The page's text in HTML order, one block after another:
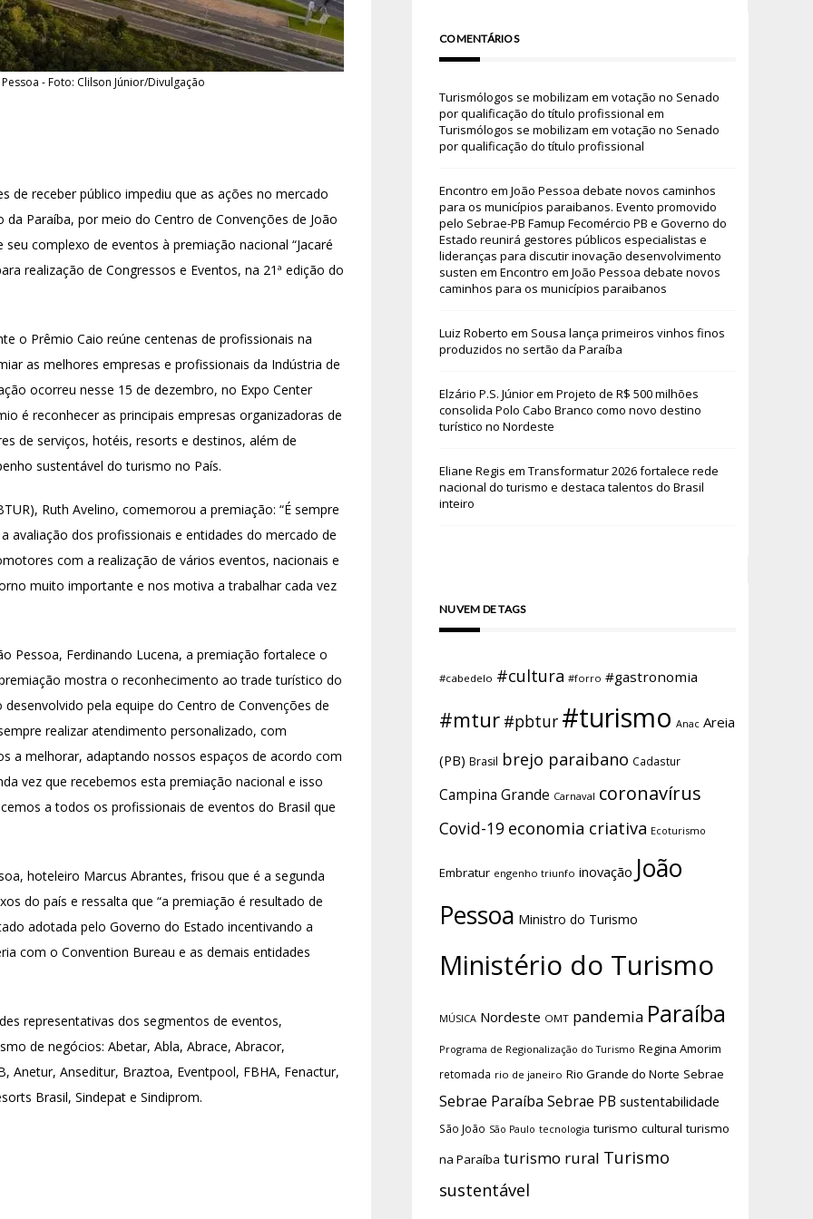
- Foto: Clilson Júnior/Divulgação
de receber público impediu que as ações no mercado
Paraíba, por meio do Centro de Convenções de João
complexo de eventos à premiação nacional “Jacaré
realização de Congressos e Eventos, na 21ª edição do
o Prêmio Caio reúne centenas de profissionais na
as melhores empresas e profissionais da Indústria de
ocorreu nesse 15 de dezembro, no Expo Center
é reconhecer as principais empresas organizadoras de
de serviços, hotéis, resorts e destinos, além de
sustentável do turismo no País.
Ruth Avelino, comemorou a premiação: “É sempre
dos profissionais e entidades do mercado de
com a realização de vários eventos, nacionais e
muito importante e nos motiva a trabalhar cada vez
Pessoa, Ferdinando Lucena, a premiação fortalece o
mostra o reconhecimento ao trade turístico do
pela equipe do Centro de Convenções de
realizar atendimento personalizado, com
a melhorar, adaptando nossos espaços de acordo com
vez que recebemos esta premiação nacional e isso
a todos os profissionais de eventos do Brasil que
hoteleiro Marcus Abrantes, frisou que é a segunda
do país e ressalta que “a premiação é resultado de
adotada pelo Governo do Estado incentivando a
com o Convention Bureau e as demais entidades
representativas dos segmentos de eventos,
de negócios: Abetar, Abla, Abrace, Abracor,
Anetur, Anseditur, Braztoa, Eventpool, FBHA, Fenactur,
Brasil, Sindepat e Sindiprom.
COMENTÁRIOS
Turismólogos se mobilizam em votação no Senado
por qualificação do título profissional em
Turismólogos se mobilizam em votação no Senado
por qualificação do título profissional
Encontro em João Pessoa debate novos caminhos
para os municípios paraibanos. Evento promovido
pelo Sebrae-PB Famup Fecomércio PB e Governo do
Estado reunirá gestores públicos especialistas e
lideranças para discutir inovação desenvolvimento
susten em Encontro em João Pessoa debate novos
caminhos para os municípios paraibanos
Luiz Roberto em Sousa lança primeiros vinhos finos
produzidos no sertão da Paraíba
Elzário P.S. Júniorem Projeto de R$ 500 milhões
consolida Polo Cabo Branco como novo destino
turístico no Nordeste
Eliane Regis em Transformatur 2026 fortalece rede
nacional do turismo e destaca talentos do Brasil
inteiro
NUVEM DE TAGS
#cabedelo #cultura #forro #gastronomia
#mtur #pbtur #turismo Anac Areia
(PB) Brasil brejo paraibano Cadastur
Campina Grande Carnaval coronavírus
Covid-19 economia criativa Ecoturismo
Embratur engenho triunfo inovação João
Pessoa Ministro do Turismo
Ministério do Turismo
MÚSICA Nordeste OMT pandemia Paraíba
Programa de Regionalização do Turismo Regina Amorim
retomada rio de janeiro Rio Grande do Norte Sebrae
Sebrae Paraíba Sebrae PB sustentabilidade
São João São Paulo tecnologia turismo cultural turismo
na Paraíba turismo rural Turismo
sustentável